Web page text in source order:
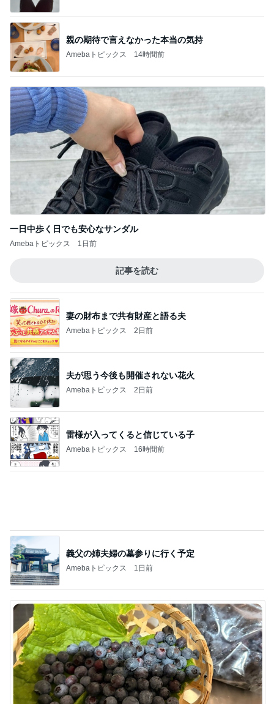
一日中歩く日でも安心なサンダル
Amebaトピックス 1日前
記事を読む
Amebaトピックス 2日前
夫が思う今後も開催されない花火
Amebaトピックス 2日前
雷様が入ってくると信じている子
Amebaトピックス 16時間前
義父の姉夫婦の墓参りに行く予定
Amebaトピックス 1日前
古村比呂 届いた無農薬野菜や果物
Amebaトピックス 1日前
記事を読む